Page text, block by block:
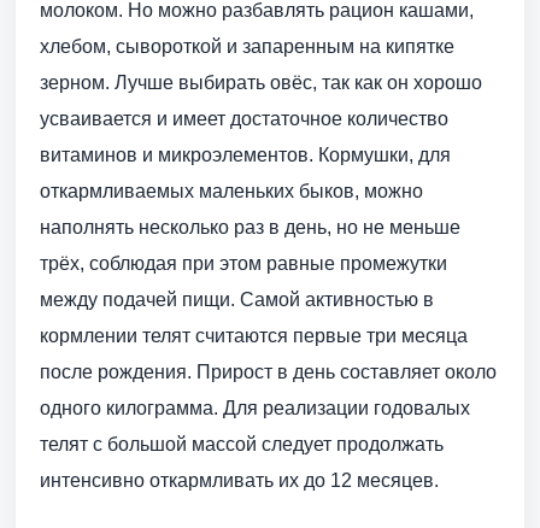
молоком. Но можно разбавлять рацион кашами,
хлебом, сывороткой и запаренным на кипятке
зерном. Лучше выбирать овёс, так как он хорошо
усваивается и имеет достаточное количество
витаминов и микроэлементов. Кормушки, для
откармливаемых маленьких быков, можно
наполнять несколько раз в день, но не меньше
трёх, соблюдая при этом равные промежутки
между подачей пищи. Самой активностью в
кормлении телят считаются первые три месяца
после рождения. Прирост в день составляет около
одного килограмма. Для реализации годовалых
телят с большой массой следует продолжать
интенсивно откармливать их до 12 месяцев.